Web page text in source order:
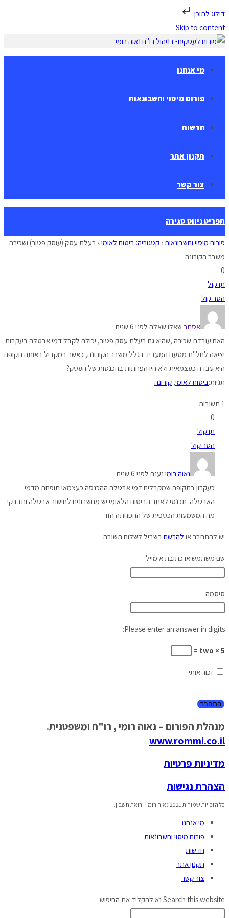
דילוג לתוכן
Skip to content
מי אנחנו
פורום מיסוי וחשבונאות
חדשות
תקנון אתר
צור קשר
תפריט ניווט סגירה
פורום מיסוי וחשבונאות› קטגוריה: ביטוח לאומי› בעלת עסק (עוסק פטור) ושכירה-
משבר הקורונה
0
תן קול
הסר קול
אסתר שאלו שאלה לפני 6 שנים
האם עובדת שכירה ,שהיא גם בעלת עסק פטור, יכולה לקבל דמי אבטלה בעקבות
יציאה לחל"ת מטעם המעביד בגלל משבר הקורונה, כאשר במקביל באותה תקופה
היא עבדה כעצמאית ולא היו הפחתות בהכנסות של העסק?
תגיות:ביטוח לאומי, קורונה
1 תשובות
0
תן קול
הסר קול
נאוה רומי נענה לפני 6 שנים
כעקרון בתקופה שמקבלים דמי אבטלה ההכנסה כעצמאי תופחת מדמי
האבטלה. תכנסי לאתר הביטוח הלאומי יש מחשבונים לחישוב אבטלה ותבדקי
מה המשמעות הכספית של ההפחתה הזו.
יש להתחבר או להרשם בשביל לשלוח תשובה
שם משתמש או כתובת אימייל
סיסמה
Please enter an answer in digits:
5 × two =
זכור אותי
מנהלת הפורום – נאוה רומי , רו"ח ומשפטנית.
www.rommi.co.il
מדיניות פרטיות
הצהרת נגישות
כל הזכויות שמורות 2021 נאוה רומי - רואת חשבון.
מי אנחנו
פורום מיסוי וחשבונאות
חדשות
תקנון אתר
צור קשר
Search this website נא להקליד את החיפוש